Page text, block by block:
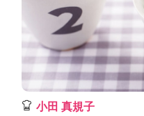
小田 真規子